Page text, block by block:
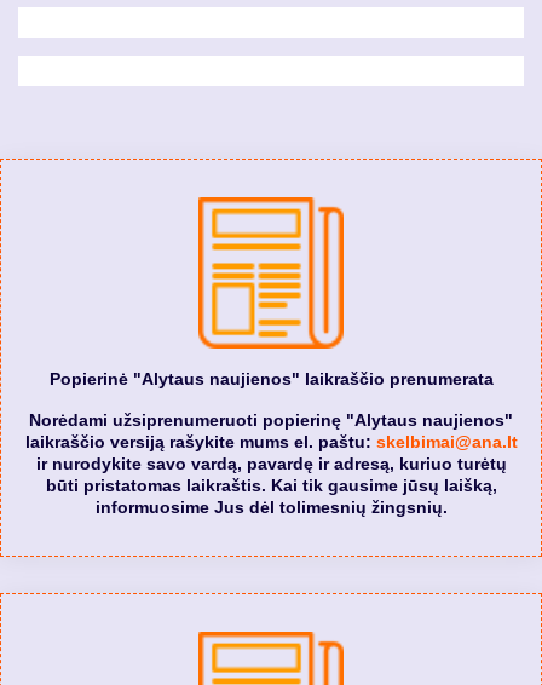
Popierinė "Alytaus naujienos" laikraščio prenumerata
Norėdami užsiprenumeruoti popierinę "Alytaus naujienos"
laikraščio versiją rašykite mums el. paštu: skelbimai@ana.lt
ir nurodykite savo vardą, pavardę ir adresą, kuriuo turėtų
būti pristatomas laikraštis. Kai tik gausime jūsų laišką,
informuosime Jus dėl tolimesnių žingsnių.